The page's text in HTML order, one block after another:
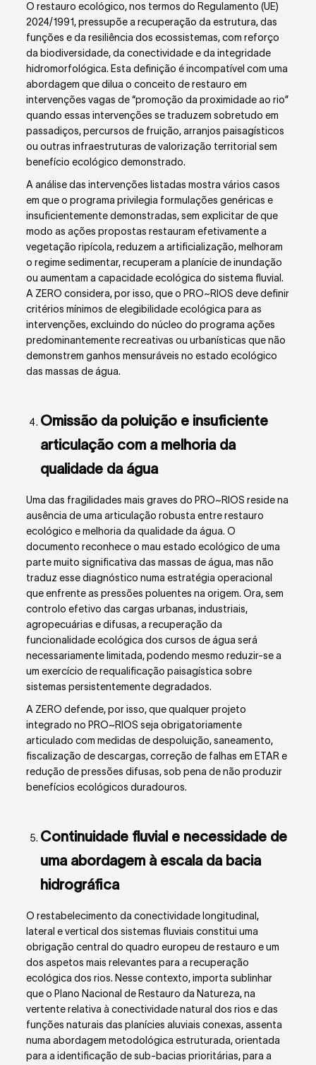
O restauro ecológico, nos termos do Regulamento (UE)
2024/1991, pressupõe a recuperação da estrutura, das
funções e da resiliência dos ecossistemas, com reforço
da biodiversidade, da conectividade e da integridade
hidromorfológica. Esta definição é incompatível com uma
abordagem que dilua o conceito de restauro em
intervenções vagas de “promoção da proximidade ao rio”
quando essas intervenções se traduzem sobretudo em
passadiços, percursos de fruição, arranjos paisagísticos
ou outras infraestruturas de valorização territorial sem
benefício ecológico demonstrado.
A análise das intervenções listadas mostra vários casos
em que o programa privilegia formulações genéricas e
insuficientemente demonstradas, sem explicitar de que
modo as ações propostas restauram efetivamente a
vegetação ripícola, reduzem a artificialização, melhoram
o regime sedimentar, recuperam a planície de inundação
ou aumentam a capacidade ecológica do sistema fluvial.
A ZERO considera, por isso, que o PRO~RIOS deve definir
critérios mínimos de elegibilidade ecológica para as
intervenções, excluindo do núcleo do programa ações
predominantemente recreativas ou urbanísticas que não
demonstrem ganhos mensuráveis no estado ecológico
das massas de água.
Omissão da poluição e insuficiente
articulação com a melhoria da
qualidade da água
Uma das fragilidades mais graves do PRO~RIOS reside na
ausência de uma articulação robusta entre restauro
ecológico e melhoria da qualidade da água. O
documento reconhece o mau estado ecológico de uma
parte muito significativa das massas de água, mas não
traduz esse diagnóstico numa estratégia operacional
que enfrente as pressões poluentes na origem. Ora, sem
controlo efetivo das cargas urbanas, industriais,
agropecuárias e difusas, a recuperação da
funcionalidade ecológica dos cursos de água será
necessariamente limitada, podendo mesmo reduzir-se a
um exercício de requalificação paisagística sobre
sistemas persistentemente degradados.
A ZERO defende, por isso, que qualquer projeto
integrado no PRO~RIOS seja obrigatoriamente
articulado com medidas de despoluição, saneamento,
fiscalização de descargas, correção de falhas em ETAR e
redução de pressões difusas, sob pena de não produzir
benefícios ecológicos duradouros.
Continuidade fluvial e necessidade de
uma abordagem à escala da bacia
hidrográfica
O restabelecimento da conectividade longitudinal,
lateral e vertical dos sistemas fluviais constitui uma
obrigação central do quadro europeu de restauro e um
dos aspetos mais relevantes para a recuperação
ecológica dos rios. Nesse contexto, importa sublinhar
que o Plano Nacional de Restauro da Natureza, na
vertente relativa à conectividade natural dos rios e das
funções naturais das planícies aluviais conexas, assenta
numa abordagem metodológica estruturada, orientada
para a identificação de sub-bacias prioritárias, para a